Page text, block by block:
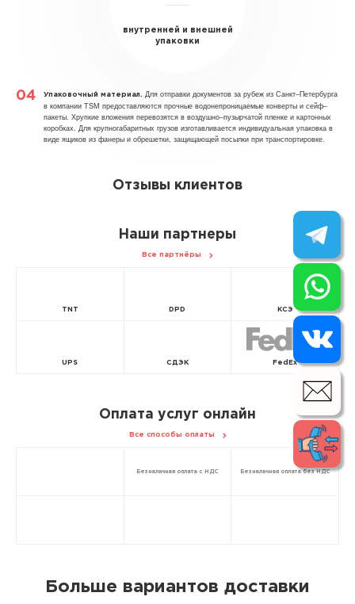
внутренней и внешней
упаковки
Упаковочный материал. Для отправки документов за рубеж из Санкт–Петербурга
в компании TSM предоставляются прочные водонепроницаемые конверты и сейф–
пакеты. Хрупкие вложения перевозятся в воздушно–пузырчатой пленке и картонных
коробках. Для крупногабаритных грузов изготавливается индивидуальная упаковка в
виде ящиков из фанеры и обрешетки, защищающей посылки при транспортировке.
Отзывы клиентов
Наши партнеры
Все партнёры
TNT DPD КСЭ
UPS СДЭК FedEx
Оплата услуг онлайн
Все способы оплаты
Безналичная оплата с НДС Безналичная оплата без НДС
Больше вариантов доставки